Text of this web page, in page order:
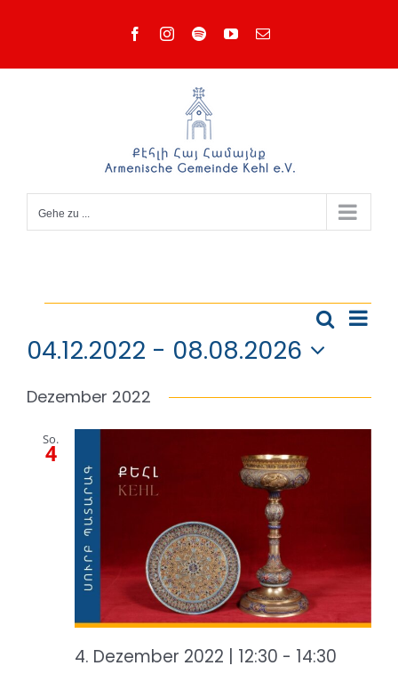
springen
FacebookInstagram
SpotifyYouTube
E-
Gehe zu ...
Suche
und
Suche
Liste
04.12.2022 - 08.08.2026
wählen.
Dezember 2022
So.
4
4. Dezember 2022 | 12:30 - 14:30